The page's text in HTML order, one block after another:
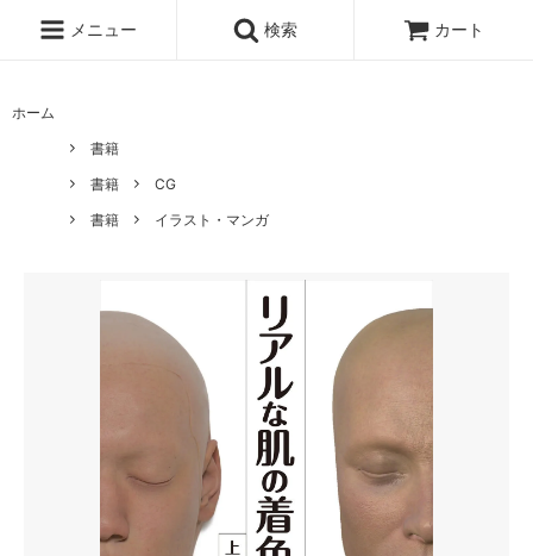
メニュー 検索 カート
ホーム
書籍
書籍
CG
書籍
イラスト・マンガ